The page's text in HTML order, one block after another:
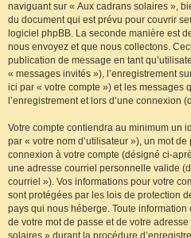
naviguant sur « Aux cadrans solaires »,
du document qui est prévu pour couvrir
logiciel phpBB. La seconde manière est
nous envoyez et que nous collectons.
publication de message en tant
« messages invités »), l’enregistrement
ici par « votre compte ») et les messages
l’enregistrement et lors d’une connexion
Votre compte contiendra au minimum un
par « votre nom d’utilisateur »), un mot
connexion à votre compte (désigné ci-
une adresse courriel personnelle valide
courriel »). Vos informations pour votre
sont protégées par les lois de protection
pays qui nous héberge. Toute information
de votre mot de passe et de votre